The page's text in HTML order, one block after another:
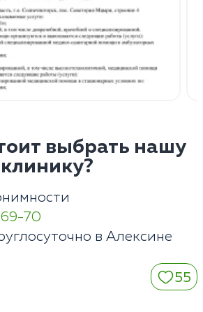
выбрать нашу
клинику?
70
в Алексине
55